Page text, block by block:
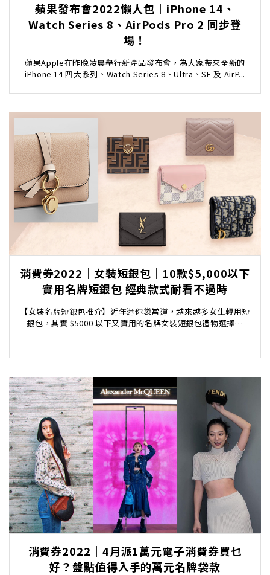
蘋果發布會2022懶人包｜iPhone 14、
Watch Series 8、AirPods Pro 2 同步登
場！
蘋果Apple在昨晚凌晨舉行新產品發布會，為大家帶來全新的
iPhone 14 四大系列、Watch Series 8、Ultra、SE 及 AirP...
消費券2022｜女裝短銀包｜10款$5,000以下
實用名牌短銀包 經典款式耐看不過時
【女裝名牌短銀包推介】近年迷你袋當道，越來越多女生轉用短
銀包，其實 $5000 以下又實用的名牌女裝短銀包禮物選擇不
消費券2022｜4月派1萬元電子消費券買乜
好？盤點值得入手的萬元名牌袋款